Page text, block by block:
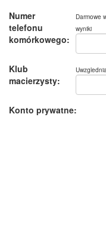
Numer
telefonu
komórkowego:
Darmowe
wyniki
Klub
macierzysty:
Konto prywatne: